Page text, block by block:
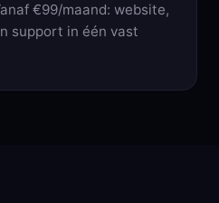
€99/maand: website,
support in één vast